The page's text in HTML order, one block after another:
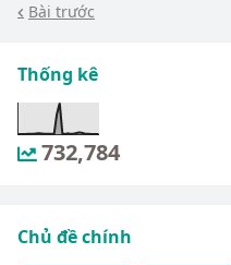
Bài trước
Thống kê
732,784
Chủ đề chính